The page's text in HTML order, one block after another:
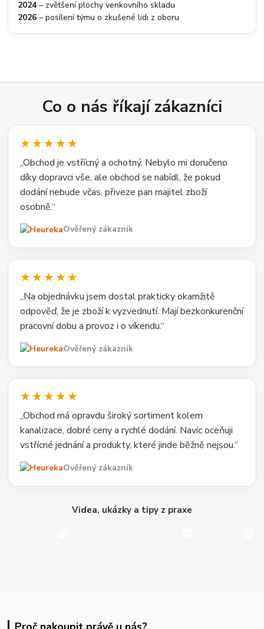
2024 – zvětšení plochy venkovního skladu
2026 – posílení týmu o zkušené lidi z oboru
Co o nás říkají zákazníci
★★★★★
„Obchod je vstřícný a ochotný. Nebylo mi doručeno
díky dopravci vše, ale obchod se nabídl, že pokud
dodání nebude včas, přiveze pan majitel zboží
osobně.“
Ověřený zákazník
★★★★★
„Na objednávku jsem dostal prakticky okamžitě
odpověď, že je zboží k vyzvednutí. Mají bezkonkurenční
pracovní dobu a provoz i o víkendu.“
Ověřený zákazník
★★★★★
„Obchod má opravdu široký sortiment kolem
kanalizace, dobré ceny a rychlé dodání. Navíc oceňuji
vstřícné jednání a produkty, které jinde běžně nejsou.“
Ověřený zákazník
Videa, ukázky a tipy z praxe